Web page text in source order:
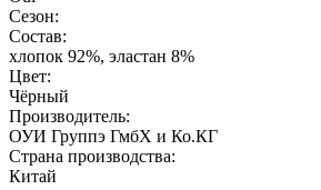
Сезон:
Состав:
хлопок 92%, эластан 8%
Цвет:
Чёрный
Производитель:
ОУИ Группэ ГмбХ и Ко.КГ
Страна производства:
Китай